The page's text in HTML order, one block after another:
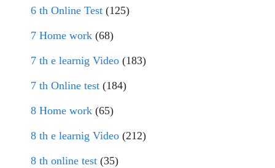
6 th Online Test (125)
7 Home work (68)
7 th e learnig Video (183)
7 th Online test (184)
8 Home work (65)
8 th e learnig Video (212)
8 th online test (35)